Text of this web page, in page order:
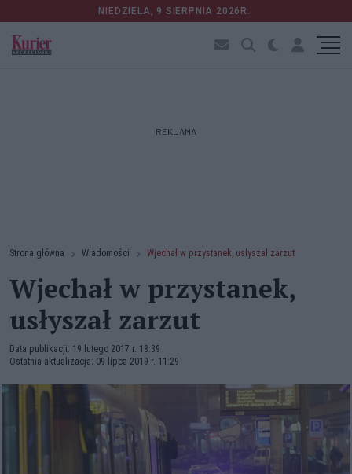
NIEDZIELA, 9 SIERPNIA 2026R.
REKLAMA
Strona główna Wiadomości Wjechał w przystanek, usłyszał zarzut
Wjechał w przystanek,
usłyszał zarzut
Data publikacji: 19 lutego 2017 r. 18:39
Ostatnia aktualizacja: 09 lipca 2019 r. 11:29